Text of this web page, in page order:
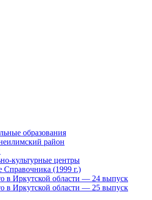
образования
район
культурные центры
Справочника (1999 г.)
в Иркутской области — 24 выпуск
в Иркутской области — 25 выпуск